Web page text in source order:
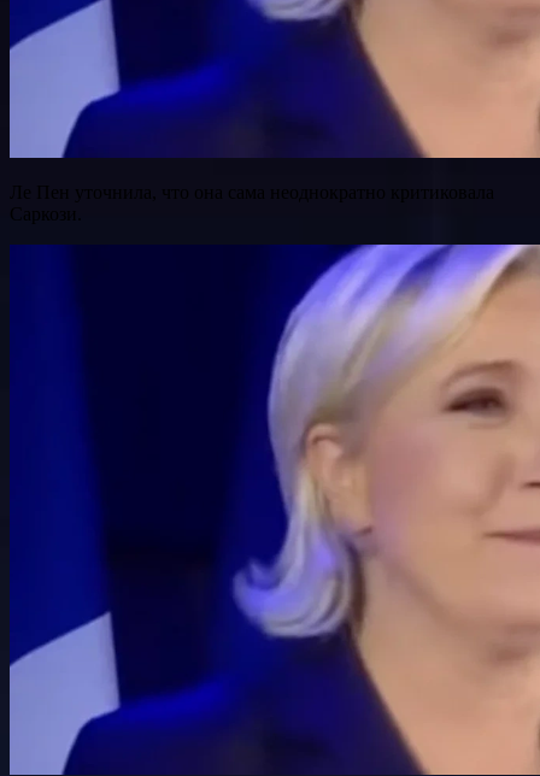
Ле Пен уточнила, что она сама неоднократно критиковала
Саркози.